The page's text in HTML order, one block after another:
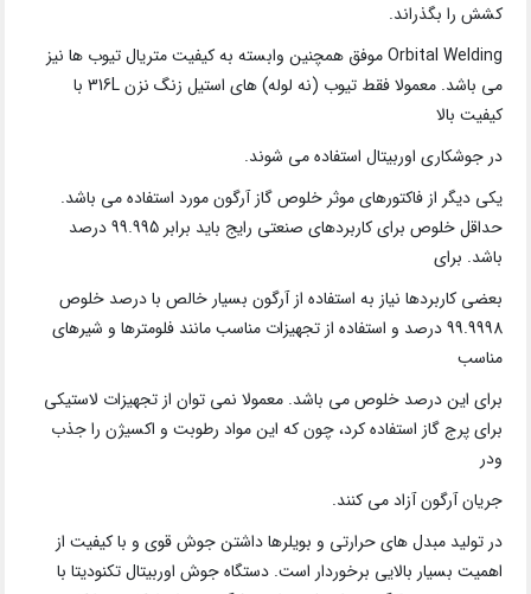
کشش را بگذراند.
Orbital Welding موفق همچنین وابسته به کیفیت متریال تیوب ها نیز
می باشد. معمولا فقط تیوب (نه لوله) های استیل زنگ نزن 316L با
کیفیت بالا
در جوشکاری اوربیتال استفاده می شوند.
یکی دیگر از فاکتورهای موثر خلوص گاز آرگون مورد استفاده می باشد.
حداقل خلوص برای کاربردهای صنعتی رایج باید برابر 99.995 درصد
باشد. برای
بعضی کاربردها نیاز به استفاده از آرگون بسیار خالص با درصد خلوص
99.9998 درصد و استفاده از تجهیزات مناسب مانند فلومترها و شیرهای
مناسب
برای این درصد خلوص می باشد. معمولا نمی توان از تجهیزات لاستیکی
برای پرج گاز استفاده کرد، چون که این مواد رطوبت و اکسیژن را جذب
ودر
جریان آرگون آزاد می کنند.
در تولید مبدل های حرارتی و بویلرها داشتن جوش قوی و با کیفیت از
اهمیت بسیار بالایی برخوردار است. دستگاه جوش اوربیتال تکنودیتا با